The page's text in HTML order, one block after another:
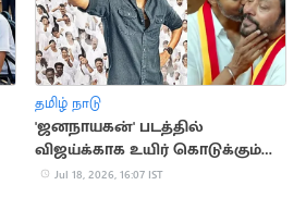
தமிழ் நாடு
'ஜனநாயகன்' படத்தில்
விஜய்க்காக உயிர் கொடுக்கும்
நண்பன் நான்”.. அமைச்சர்
Jul 18, 2026, 16:07 IST